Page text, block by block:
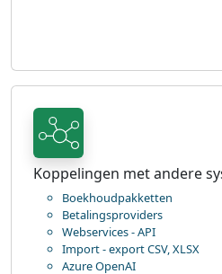
Koppelingen met andere
Boekhoudpakketten
Betalingsproviders
Webservices - API
Import - export CSV, XLSX
Azure OpenAI